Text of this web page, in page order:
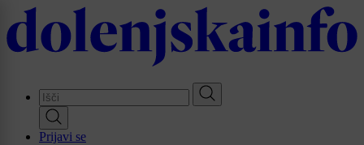
Skip
to
main
Prijavi se